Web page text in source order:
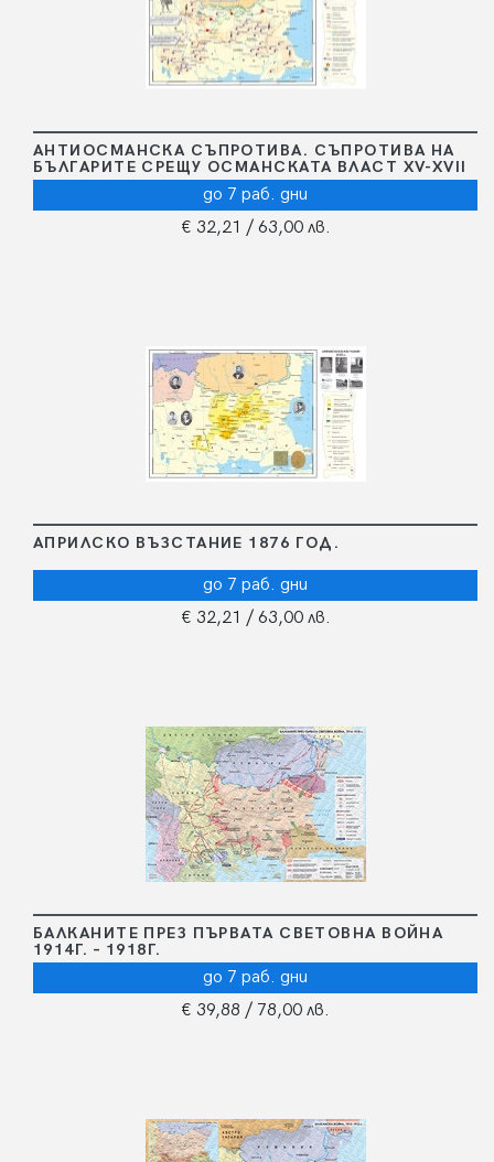
АНТИОСМАНСКА СЪПРОТИВА. СЪПРОТИВА НА
БЪЛГАРИТЕ СРЕЩУ ОСМАНСКАТА ВЛАСТ XV-XVII
до 7 раб. дни
€ 32,21 / 63,00 лв.
АПРИЛСКО ВЪЗСТАНИЕ 1876 ГОД.
до 7 раб. дни
€ 32,21 / 63,00 лв.
БАЛКАНИТЕ ПРЕЗ ПЪРВАТА СВЕТОВНА ВОЙНА
1914Г. – 1918Г.
до 7 раб. дни
€ 39,88 / 78,00 лв.